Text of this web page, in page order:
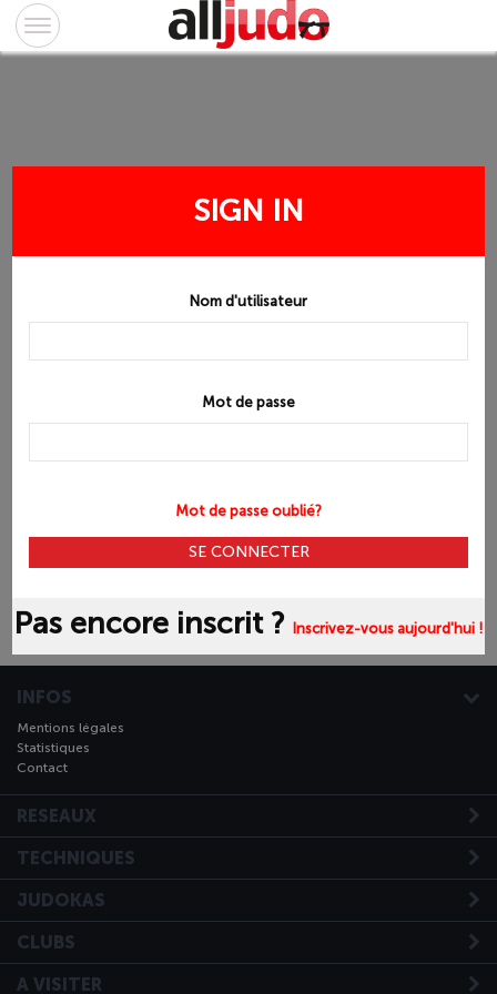
SIGN IN
Nom d'utilisateur
Mot de passe
Mot de passe oublié?
Pas encore inscrit ? Inscrivez-vous aujourd'hui !
INFOS
Mentions légales
Statistiques
Contact
RESEAUX
TECHNIQUES
JUDOKAS
CLUBS
A VISITER